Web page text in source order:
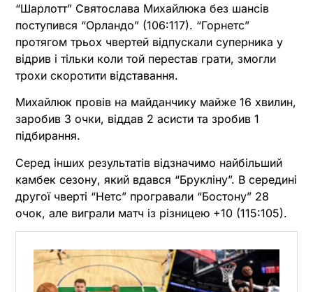
“Шарлотт” Святослава Михайлюка без шансів
поступився “Орландо” (106:117). “Горнетс”
протягом трьох чвертей відпускали суперника у
відрив і тільки коли той перестав грати, змогли
трохи скоротити відставання.
Михайлюк провів на майданчику майже 16 хвилин,
заробив 3 очки, віддав 2 асисти та зробив 1
підбирання.
Серед інших результатів відзначимо найбільший
камбек сезону, який вдався “Брукліну”. В середині
другої чверті “Нетс” програвали “Бостону” 28
очок, але виграли матч із різницею +10 (115:105).